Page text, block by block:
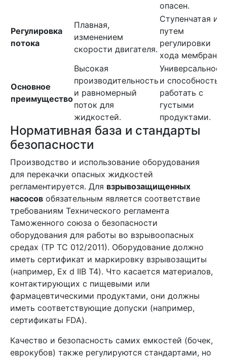
опасен.
Регулировка
потока
Плавная,
изменением
скорости двигателя.
Ступенчатая
путем
регулировки
хода мембраны.
Основное
преимущество
Высокая
производительность
и равномерный
поток для
жидкостей.
и способность
работать с
густыми
продуктами.
Нормативная база и стандарты
безопасности
Производство и использование оборудования
для перекачки опасных жидкостей
регламентируется. Для взрывозащищенных
насосов обязательным является соответствие
требованиям Технического регламента
Таможенного союза о безопасности
оборудования для работы во взрывоопасных
средах (ТР ТС 012/2011). Оборудование должно
иметь сертификат и маркировку взрывозащиты
(например, Ex d IIB T4). Что касается материалов,
контактирующих с пищевыми или
фармацевтическими продуктами, они должны
иметь соответствующие допуски (например,
сертификаты FDA).
Качество и безопасность самих емкостей (бочек,
еврокубов) также регулируются стандартами, но